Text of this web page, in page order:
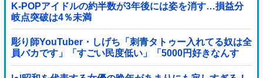
K-POPアイドルの約半数が3年後には姿を消す…損益分
岐点突破は4％未満
彫り師YouTuber・しげち「刺青タトゥー入れてる奴は全
員バカです」「すごい民度低い」「5000円好きなんす
よ、バカって」